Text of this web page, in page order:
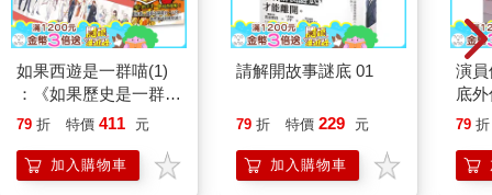
[曬衣繩]八公斤衣物拿給旅館清洗很不划算，最好的方式就是每天
手洗、晾乾。
[輕量摺疊背包]觀光時不可能背個八公斤背包到處走，帶一個可收
納的背包，
在平常日使用。
[頭燈]露營時，半夜上廁所絕對會派上用場！
如果西遊是一群喵(1)
：《如果歷史是一群
喵》作者最新力作，附
79 折 特價 411 元
加入購物車
請解開故事謎底 01
79 折 特價 229 元
加入購物車
演
底
79 折